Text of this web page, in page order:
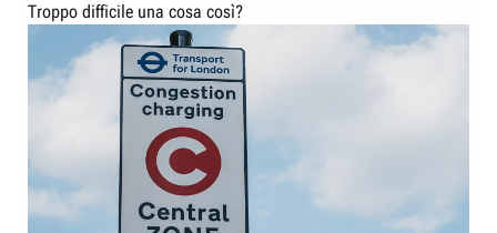
Troppo difficile una cosa così?